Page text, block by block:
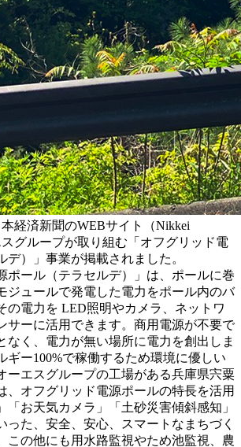
経済新聞のWEBサイト（Nikkei
グループが取り組む「オフグリッド電
デ）」事業が掲載されました。
ポール（テラセルデ）」は、ポールに巻
ジュールで発電した電力をポール内のバ
の電力を LED照明やカメラ、ネットワ
サーに活用できます。商用電源が不要で
なく、電力が無い場所に電力を創出しま
ギー100%で稼働するため環境に優しい
ーエスグループの工場がある兵庫県宍粟
、オフグリッド電源ポールの特長を活用
「お天気カメラ」「土砂災害傾斜感知」
った、安全、安心、スマートなまちづく
この他にも用水路監視やため池監視、農